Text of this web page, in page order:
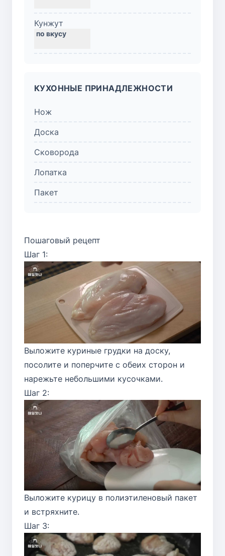
Кунжут
КУХОННЫЕ ПРИНАДЛЕЖНОСТИ
Нож
Доска
Сковорода
Лопатка
Пакет
Пошаговый рецепт
Шаг 1:
Выложите куриные грудки на доску,
посолите и поперчите с обеих сторон и
нарежьте небольшими кусочками.
Шаг 2:
Выложите курицу в полиэтиленовый пакет
и встряхните.
Шаг 3: